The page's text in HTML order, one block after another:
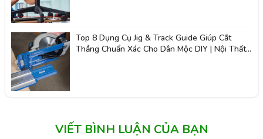
Top 8 Dụng Cụ Jig & Track Guide Giúp Cắt
Thẳng Chuẩn Xác Cho Dân Mộc DIY | Nội Thất
VIẾT BÌNH LUẬN CỦA BẠN